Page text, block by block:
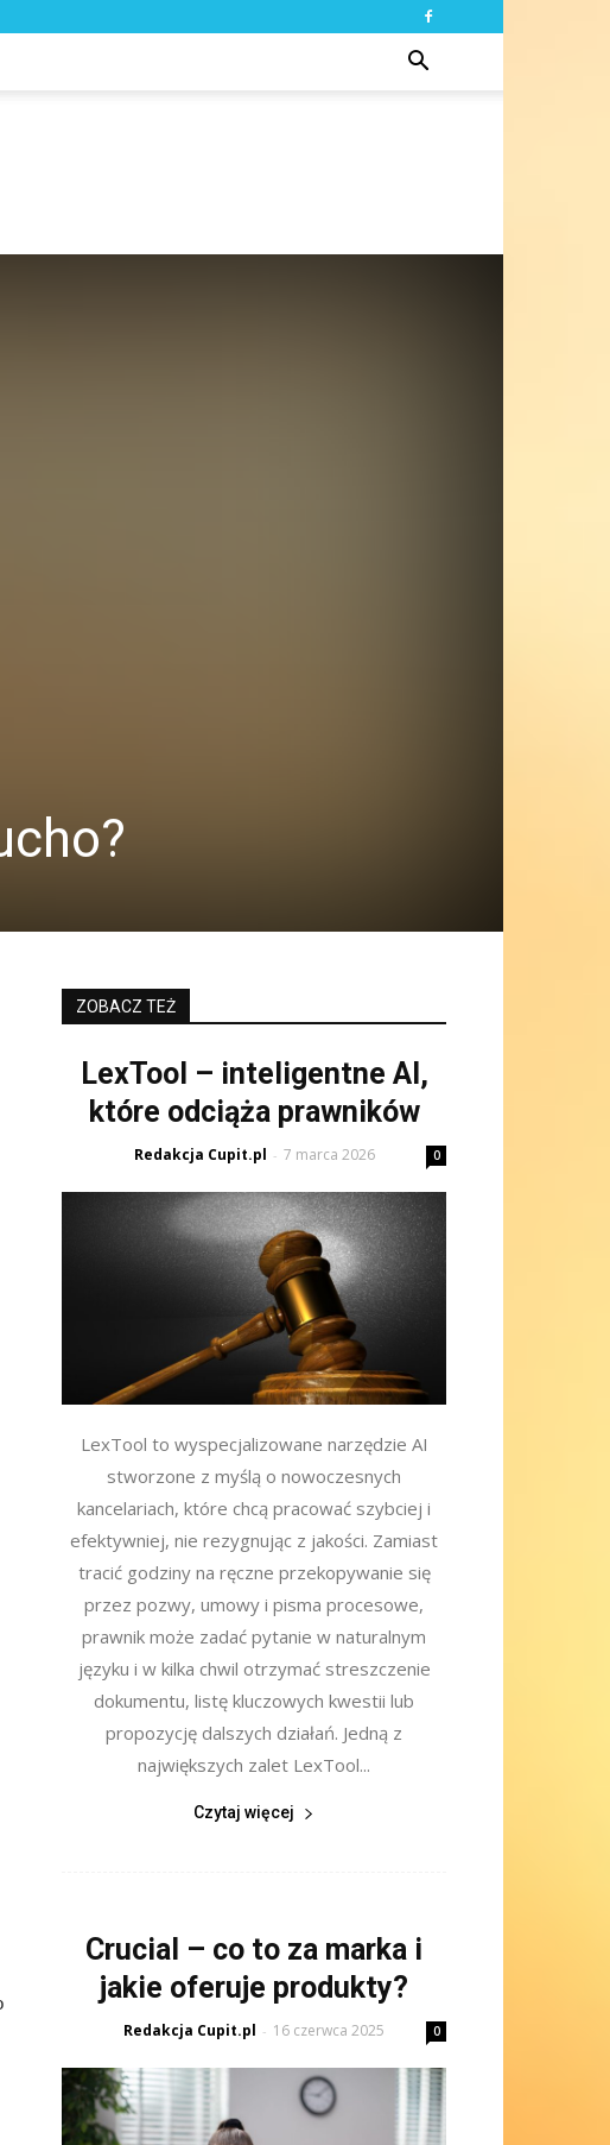
ZOBACZ TEŻ
LexTool – inteligentne AI,
które odciąża prawników
Redakcja Cupit.pl - 7 marca 2026 0
LexTool to wyspecjalizowane narzędzie AI
stworzone z myślą o nowoczesnych
kancelariach, które chcą pracować szybciej i
efektywniej, nie rezygnując z jakości. Zamiast
tracić godziny na ręczne przekopywanie się
przez pozwy, umowy i pisma procesowe,
prawnik może zadać pytanie w naturalnym
języku i w kilka chwil otrzymać streszczenie
dokumentu, listę kluczowych kwestii lub
propozycję dalszych działań. Jedną z
największych zalet LexTool...
Czytaj więcej
Crucial – co to za marka i
jakie oferuje produkty?
Redakcja Cupit.pl - 16 czerwca 2025 0